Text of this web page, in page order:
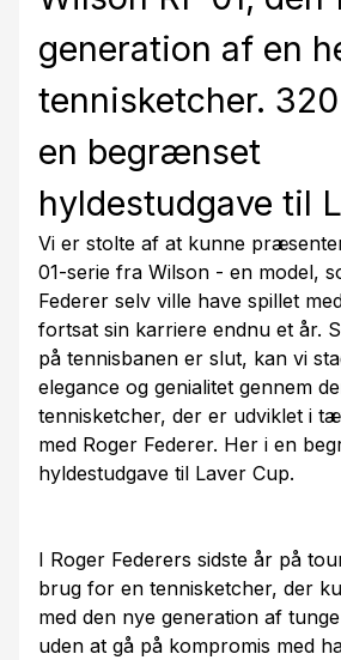
generation af en
tennisketcher.
en begrænset
hyldestudgave til
Vi er stolte af at kunne
01-serie fra Wilson - en model,
Federer selv ville have spillet
fortsat sin karriere endnu et år.
på tennisbanen er slut, kan vi
elegance og genialitet gennem
tennisketcher, der er udviklet i
med Roger Federer. Her i en
hyldestudgave til Laver Cup.
I Roger Federers sidste år på
brug for en tennisketcher, der
med den nye generation af
uden at gå på kompromis med